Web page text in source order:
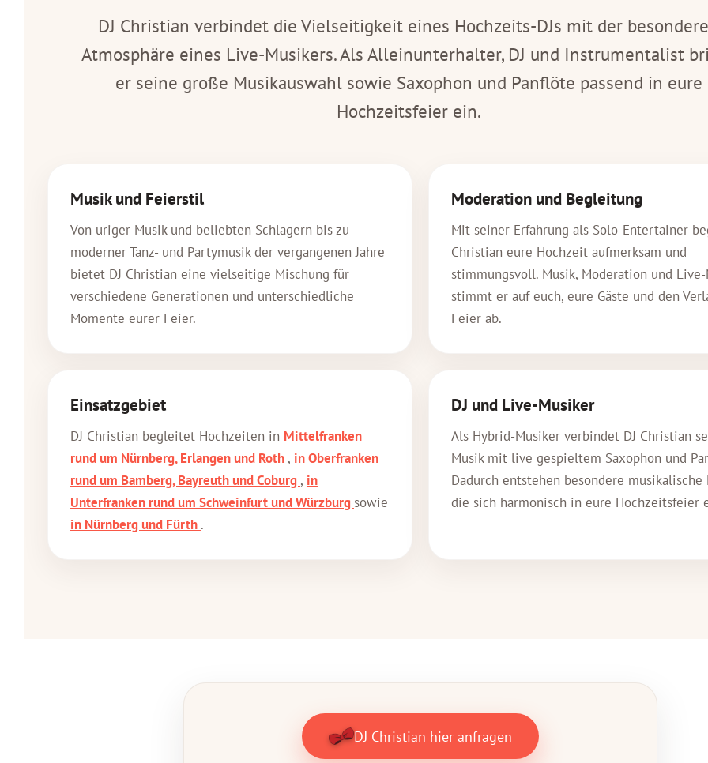
DJ Christian verbindet die Vielseitigkeit eines Hochzeits-DJs mit der
Atmosphäre eines Live-Musikers. Als Alleinunterhalter, DJ und Instrumentalist
er seine große Musikauswahl sowie Saxophon und Panflöte passend in eure
Hochzeitsfeier ein.
Musik und Feierstil
Von uriger Musik und beliebten Schlagern bis zu
moderner Tanz- und Partymusik der vergangenen Jahre
bietet DJ Christian eine vielseitige Mischung für
verschiedene Generationen und unterschiedliche
Momente eurer Feier.
Moderation und Begleitung
Mit seiner Erfahrung als Solo-Entertainer
Christian eure Hochzeit aufmerksam und
stimmungsvoll. Musik, Moderation und
stimmt er auf euch, eure Gäste und den
Feier ab.
Einsatzgebiet
DJ Christian begleitet Hochzeiten in Mittelfranken
rund um Nürnberg, Erlangen und Roth , in Oberfranken
rund um Bamberg, Bayreuth und Coburg , in
Unterfranken rund um Schweinfurt und Würzburgsowie
in Nürnberg und Fürth .
DJ und Live-Musiker
Als Hybrid-Musiker verbindet DJ Christian
Musik mit live gespieltem Saxophon und
Dadurch entstehen besondere musikalische
die sich harmonisch in eure Hochzeitsfeier
DJ Christian hier anfragen